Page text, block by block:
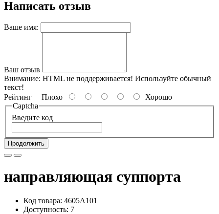
Написать отзыв
Ваше имя:
Ваш отзыв
Внимание: HTML не поддерживается! Используйте обычный
текст!
Рейтинг Плохо
Хорошо
Captcha
Введите код
Продолжить
направляющая суппорта
Код товара: 4605A101
Доступность: 7